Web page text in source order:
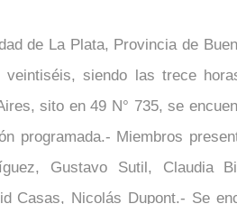
de La Plata, Provincia de
siendo las trece
sito en 49 N° 735, se
programada.- Miembros
Gustavo Sutil, Claudia
Casas, Nicolás Dupont.- Se